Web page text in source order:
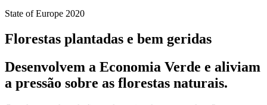
State of Europe 2020
Florestas plantadas e bem geridas
Desenvolvem a Economia Verde e aliviam
a pressão sobre as florestas naturais.